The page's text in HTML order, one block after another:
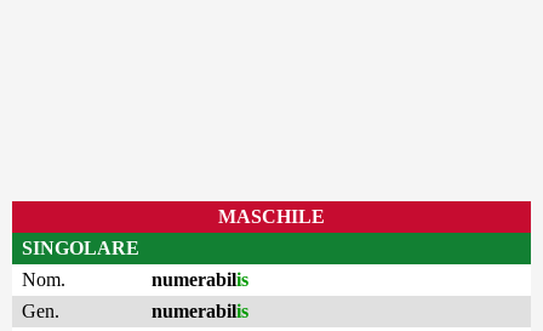
MASCHILE
SINGOLARE
Nom.
numerabilis
Gen.
numerabilis